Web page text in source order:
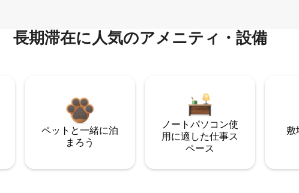
長期滞在に人気のアメニティ・設備
ペットと一緒に泊
まろう
ノートパソコン使
用に適した仕事ス
ペース
敷